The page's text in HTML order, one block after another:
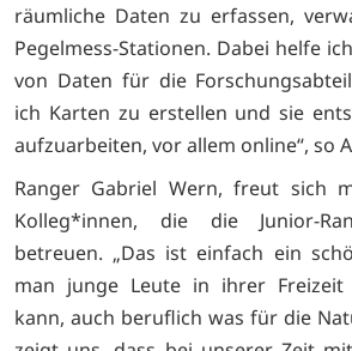
räumliche Daten zu erfassen,
Pegelmess-Stationen. Dabei helfe
von Daten für die
ich Karten zu erstellen und sie
aufzuarbeiten, vor allem online“, so
Ranger Gabriel Wern, freut sich
Kolleg*innen, die die Junior-
betreuen. „Das ist einfach ein
man junge Leute in ihrer Freizeit
kann, auch beruflich was für die